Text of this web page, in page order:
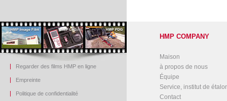
Regarder des films HMP en ligne
Empreinte
Politique de confidentialité
HMP COMPANY
Maison
à propos de nous
Équipe
Service, institut de
Contact